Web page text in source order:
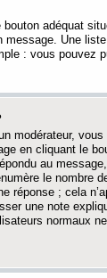
adéquat
Une
: vous pouvez
modérateur,
en cliquant le
au
le nombre
réponse ; cela
une note
normaux